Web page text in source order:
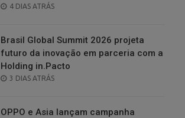
POSTED
4 DIAS ATRÁS
Brasil Global Summit 2026 projeta
futuro da inovação em parceria com a
Holding in.Pacto
POSTED
3 DIAS ATRÁS
OPPO e Asia lançam campanha